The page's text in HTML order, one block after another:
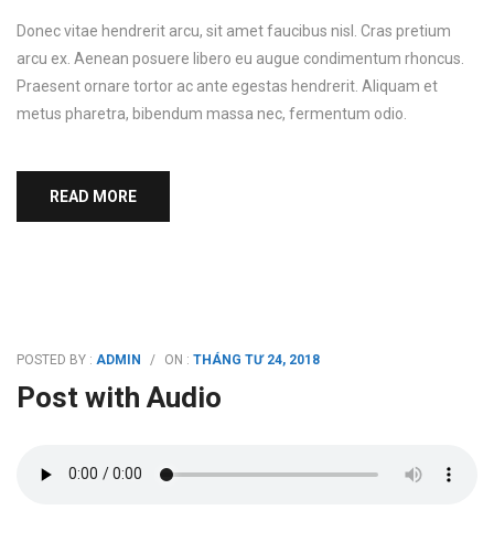
Donec vitae hendrerit arcu, sit amet faucibus nisl. Cras pretium
arcu ex. Aenean posuere libero eu augue condimentum rhoncus.
Praesent ornare tortor ac ante egestas hendrerit. Aliquam et
metus pharetra, bibendum massa nec, fermentum odio.
READ MORE
POSTED BY : ADMIN / ON : THÁNG TƯ 24, 2018
Post with Audio